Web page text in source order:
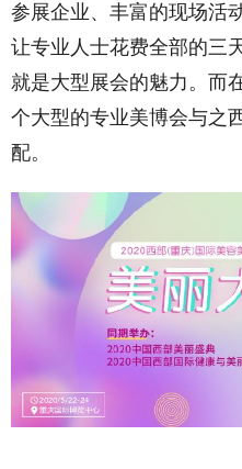
参展企业、丰富的现场
让专业人士花费全部的三
就是大型展会的魅力。而
个大型的专业美博会与之
配。